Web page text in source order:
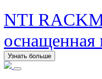
NTI
Узнать больше